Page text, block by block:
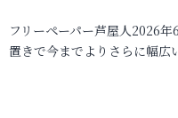
フリーペーパー芦屋人2026
置きで今までよりさらに幅